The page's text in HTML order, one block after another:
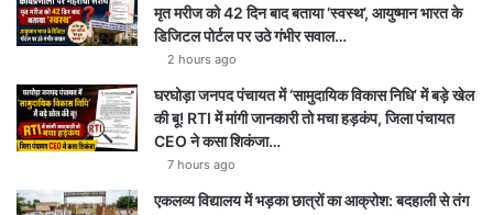
मृत मरीज को 42 दिन बाद बताया ‘स्वस्थ’, आयुष्मान भारत के
डिजिटल पोर्टल पर उठे गंभीर सवाल…
2 hours ago
घरघोड़ा जनपद पंचायत में ‘सामुदायिक विकास निधि’ में बड़े खेल
की बू! RTI में मांगी जानकारी तो मचा हड़कंप, जिला पंचायत
CEO ने कसा शिकंजा…
7 hours ago
एकलव्य विद्यालय में भड़का छात्रों का आक्रोश: बदहाली से तंग